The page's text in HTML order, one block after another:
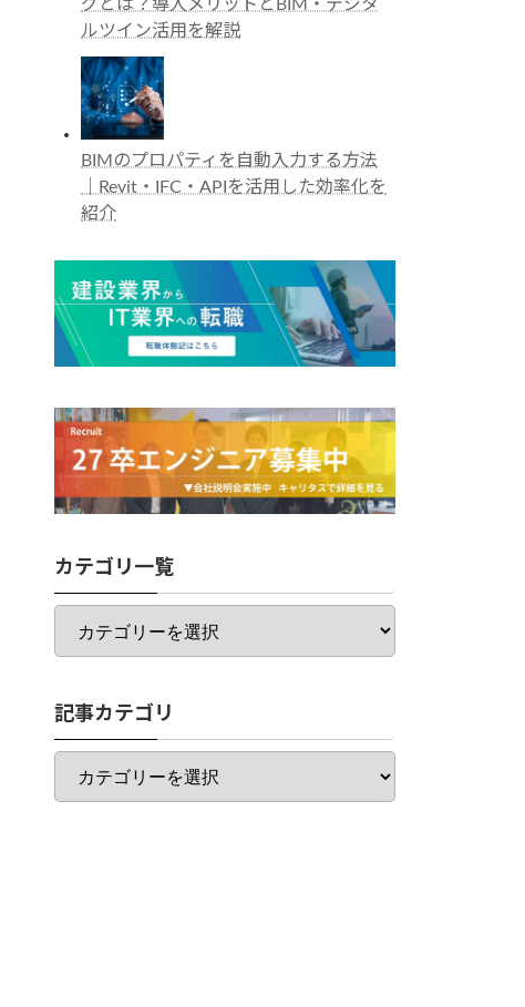
グとは？導入メリットとBIM・デジタ
ルツイン活用を解説
BIMのプロパティを自動入力する方法
｜Revit・IFC・APIを活用した効率化を
紹介
カテゴリ一覧
カ
ゴ
一
覧
記事カテゴリ
記
カ